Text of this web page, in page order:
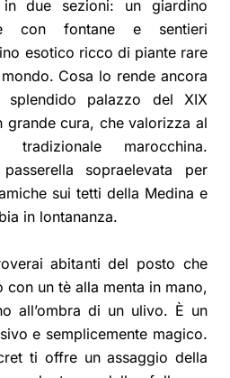
due sezioni: un giardino
con fontane e sentieri
esotico ricco di piante rare
Cosa lo rende ancora
palazzo del XIX
grande cura, che valorizza al
tradizionale marocchina.
sopraelevata per
sui tetti della Medina e
in lontananza.
abitanti del posto che
un tè alla menta in mano,
all’ombra di un ulivo. È un
e semplicemente magico.
ti offre un assaggio della